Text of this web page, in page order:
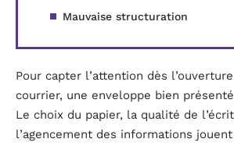
Mauvaise structuration
Pour capter l’attention dès
courrier, une enveloppe bien
Le choix du papier, la qualité de
l’agencement des informations